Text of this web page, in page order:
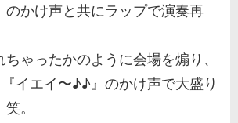
のかけ声と共にラップで演奏再
ゃったかのように会場を煽り、
『イエイ〜♪♪』のかけ声で大盛り
。